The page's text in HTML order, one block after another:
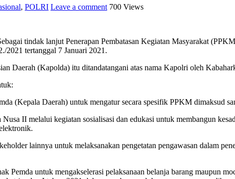
, POLRI Leave a comment 700 Views
tindak lanjut Penerapan Pembatasan Kegiatan Masyarakat
2021 tertanggal 7 Januari 2021.
Daerah (Kapolda) itu ditandatangani atas nama Kapolri oleh
(Kepala Daerah) untuk mengatur secara spesifik PPKM dimaksud
II melalui kegiatan sosialisasi dan edukasi untuk membangun
lainnya untuk melaksanakan pengetatan pengawasan dalam
Pemda untuk mengakselerasi pelaksanaan belanja barang maupun